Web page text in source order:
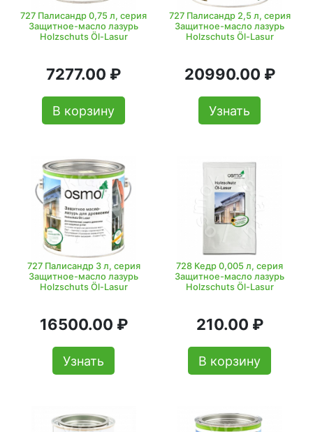
727 Палисандр 0,75 л, серия
Защитное-масло лазурь
Holzschuts Öl-Lasur
7277.00 ₽
В корзину
727 Палисандр 2,5 л, серия
Защитное-масло лазурь
Holzschuts Öl-Lasur
20990.00 ₽
Узнать
727 Палисандр 3 л, серия
Защитное-масло лазурь
Holzschuts Öl-Lasur
16500.00 ₽
Узнать
728 Кедр 0,005 л, серия
Защитное-масло лазурь
Holzschuts Öl-Lasur
210.00 ₽
В корзину